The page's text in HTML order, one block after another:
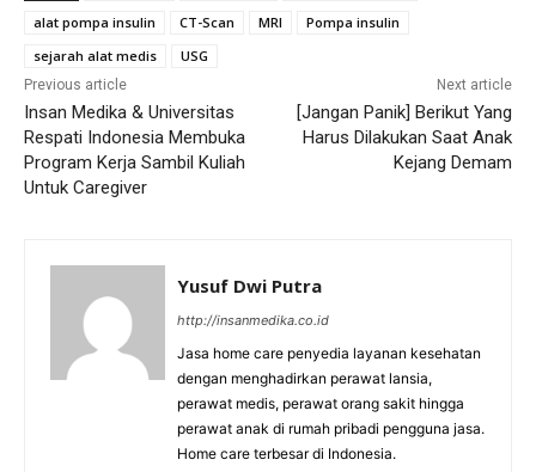
alat pompa insulin
CT-Scan MRI
Pompa insulin
sejarah alat medis
USG
Previous article
Insan Medika & Universitas
Respati Indonesia Membuka
Program Kerja Sambil Kuliah
Untuk Caregiver
Next article
[Jangan Panik] Berikut Yang
Harus Dilakukan Saat Anak
Kejang Demam
Yusuf Dwi Putra
http://insanmedika.co.id
Jasa home care penyedia layanan kesehatan
dengan menghadirkan perawat lansia,
perawat medis, perawat orang sakit hingga
perawat anak di rumah pribadi pengguna jasa.
Home care terbesar di Indonesia.